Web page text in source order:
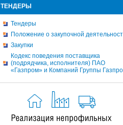
ТЕНДЕРЫ
Тендеры
Положение о закупочной
Закупки
Кодекс поведения поставщика
(подрядчика, исполнителя) ПАО
«Газпром» и Компаний Группы